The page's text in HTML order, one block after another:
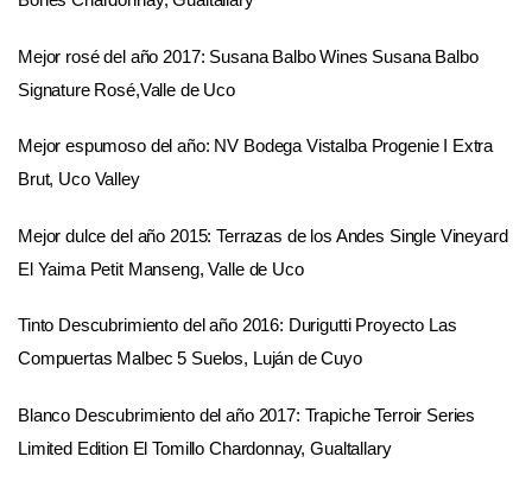
Mejor rosé del año 2017: Susana Balbo Wines Susana Balbo
Signature Rosé,Valle de Uco
Mejor espumoso del año: NV Bodega Vistalba Progenie I Extra
Brut, Uco Valley
Mejor dulce del año 2015: Terrazas de los Andes Single Vineyard
El Yaima Petit Manseng, Valle de Uco
Tinto Descubrimiento del año 2016: Durigutti Proyecto Las
Compuertas Malbec 5 Suelos, Luján de Cuyo
Blanco Descubrimiento del año 2017: Trapiche Terroir Series
Limited Edition El Tomillo Chardonnay, Gualtallary